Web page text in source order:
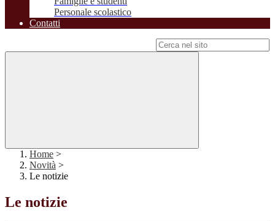
Personale scolastico
Contatti
Home >
Novità >
Le notizie
Le notizie